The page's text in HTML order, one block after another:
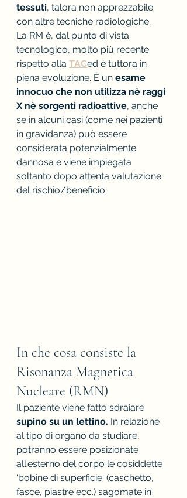
tessuti, talora non apprezzabile
con altre tecniche radiologiche.
La RM è, dal punto di vista
tecnologico, molto più recente
rispetto alla TACed è tuttora in
piena evoluzione. È un esame
innocuo che non utilizza nè raggi
X nè sorgenti radioattive, anche
se in alcuni casi (come nei pazienti
in gravidanza) può essere
considerata potenzialmente
dannosa e viene impiegata
soltanto dopo attenta valutazione
del rischio/beneficio.
In che cosa consiste la
Risonanza Magnetica
Nucleare (RMN)
Il paziente viene fatto sdraiare
supino su un lettino. In relazione
al tipo di organo da studiare,
potranno essere posizionate
all'esterno del corpo le cosiddette
'bobine di superficie' (caschetto,
fasce, piastre ecc.) sagomate in